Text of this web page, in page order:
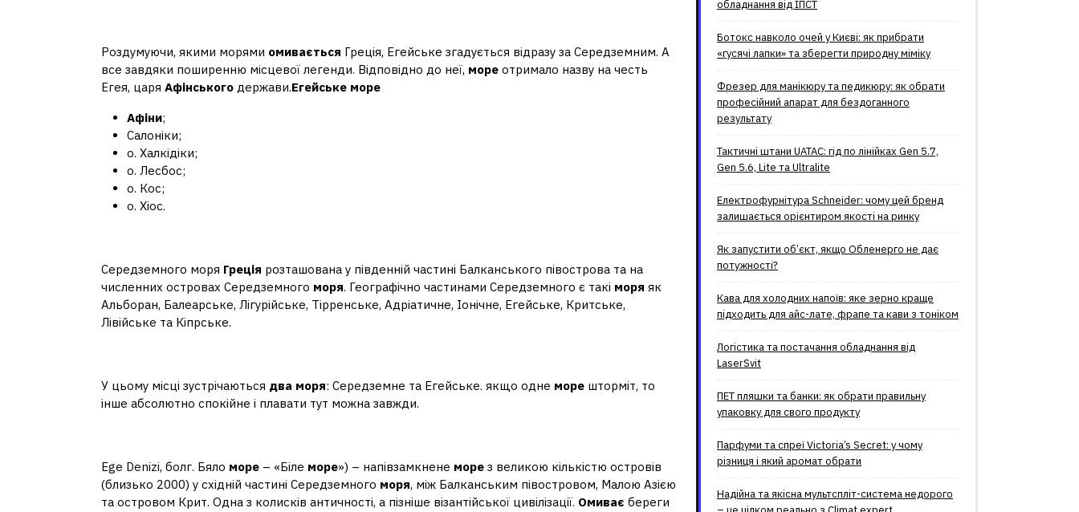
Роздумуючи, якими морями омивається Греція, Егейське згадується відразу за Середземним. А
все завдяки поширенню місцевої легенди. Відповідно до неї, море отримало назву на честь
Егея, царя Афінського держави.Егейське море
Афіни;
Салоніки;
о. Халкідіки;
о. Лесбос;
о. Кос;
о. Хіос.
Середземного моря Греція розташована у південній частині Балканського півострова та на
численних островах Середземного моря. Географічно частинами Середземного є такі моря як
Альборан, Балеарське, Лігурійське, Тірренське, Адріатичне, Іонічне, Егейське, Критське,
Лівійське та Кіпрське.
У цьому місці зустрічаються два моря: Середземне та Егейське. якщо одне море шторміт, то
інше абсолютно спокійне і плавати тут можна завжди.
Ege Denizi, болг. Бяло море – «Біле море») – напівзамкнене море з великою кількістю островів
(близько 2000) у східній частині Середземного моря, між Балканським півостровом, Малою Азією
та островом Крит. Одна з колисків античності, а пізніше візантійської цивілізації. Омиває береги
обладнання від ІПСТ
Ботокс навколо очей у Києві: як прибрати
«гусячі лапки» та зберегти природну міміку
Фрезер для манікюру та педикюру: як обрати
професійний апарат для бездоганного
результату
Тактичні штани UATAC: гід по лінійках Gen 5.7,
Gen 5.6, Lite та Ultralite
Електрофурнітура Schneider: чому цей бренд
залишається орієнтиром якості на ринку
Як запустити об’єкт, якщо Обленерго не дає
потужності?
Кава для холодних напоїв: яке зерно краще
підходить для айс-лате, фрапе та кави з тоніком
Логістика та постачання обладнання від
LaserSvit
ПЕТ пляшки та банки: як обрати правильну
упаковку для свого продукту
Парфуми та спреї Victoria’s Secret: у чому
різниця і який аромат обрати
Надійна та якісна мультспліт-система недорого